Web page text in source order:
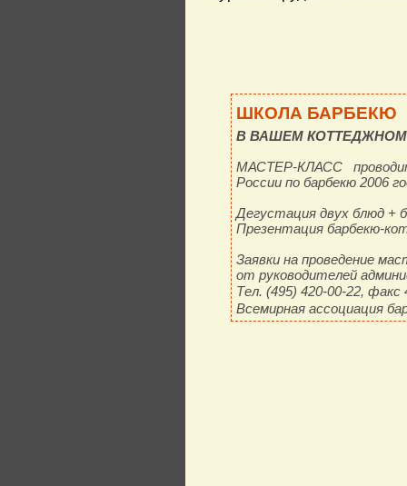
ШКОЛА БАРБЕКЮ
В ВАШЕМ
МАСТЕР-КЛАСС
России по барбекю 2006
Дегустация двух блюд +
Презентация барбекю-
Заявки на проведение
от руководителей
Тел. (495) 420-00-22, факс
Всемирная ассоциация